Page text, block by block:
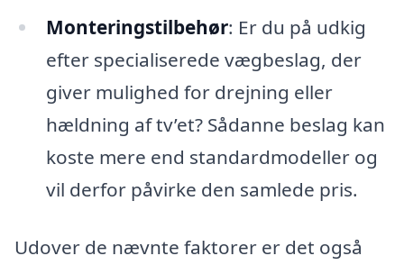
Monteringstilbehør: Er du på udkig
efter specialiserede vægbeslag, der
giver mulighed for drejning eller
hældning af tv’et? Sådanne beslag kan
koste mere end standardmodeller og
vil derfor påvirke den samlede pris.
Udover de nævnte faktorer er det også